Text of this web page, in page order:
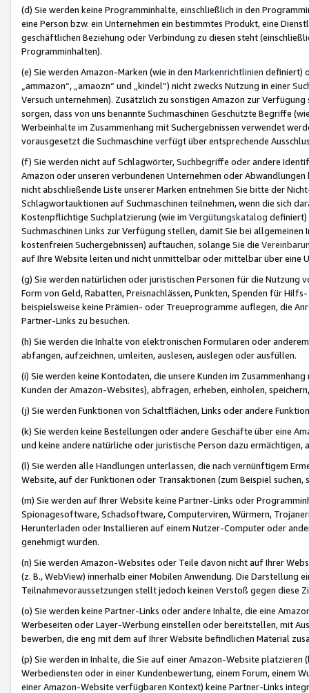
(d) Sie werden keine Programminhalte, einschließlich in den
eine Person bzw. ein Unternehmen ein bestimmtes Produkt, eine
geschäftlichen Beziehung oder Verbindung zu diesen steht
Programminhalten).
(e) Sie werden Amazon-Marken (wie in den Markenrichtlinien definiert)
„ammazon“, „amaozn“ und „kindel“) nicht zwecks Nutzung in einer
Versuch unternehmen). Zusätzlich zu sonstigen Amazon zur
sorgen, dass von uns benannte Suchmaschinen Geschützte Begriffe
Werbeinhalte im Zusammenhang mit Suchergebnissen verwendet
vorausgesetzt die Suchmaschine verfügt über entsprechende
(f) Sie werden nicht auf Schlagwörter, Suchbegriffe oder andere
Amazon oder unseren verbundenen Unternehmen oder
nicht abschließende Liste unserer Marken entnehmen Sie bitte der
Schlagwortauktionen auf Suchmaschinen teilnehmen, wenn die sich
Kostenpflichtige Suchplatzierung (wie im Vergütungskatalog definiert)
Suchmaschinen Links zur Verfügung stellen, damit Sie bei
kostenfreien Suchergebnissen) auftauchen, solange Sie die
auf Ihre Website leiten und nicht unmittelbar oder mittelbar über eine
(g) Sie werden natürlichen oder juristischen Personen für die Nutzung
Form von Geld, Rabatten, Preisnachlässen, Punkten, Spenden für
beispielsweise keine Prämien- oder Treueprogramme auflegen, die
Partner-Links zu besuchen.
(h) Sie werden die Inhalte von elektronischen Formularen oder
abfangen, aufzeichnen, umleiten, auslesen, auslegen oder ausfüllen.
(i) Sie werden keine Kontodaten, die unsere Kunden im
Kunden der Amazon-Websites), abfragen, erheben, einholen,
(j) Sie werden Funktionen von Schaltflächen, Links oder andere
(k) Sie werden keine Bestellungen oder andere Geschäfte über eine
und keine andere natürliche oder juristische Person dazu
(l) Sie werden alle Handlungen unterlassen, die nach vernünftigem
Website, auf der Funktionen oder Transaktionen (zum Beispiel
(m) Sie werden auf Ihrer Website keine Partner-Links oder
Spionagesoftware, Schadsoftware, Computerviren, Würmern,
Herunterladen oder Installieren auf einem Nutzer-Computer oder
genehmigt wurden.
(n) Sie werden Amazon-Websites oder Teile davon nicht auf Ihrer
(z. B., WebView) innerhalb einer Mobilen Anwendung. Die Darstellung
Teilnahmevoraussetzungen stellt jedoch keinen Verstoß gegen diese
(o) Sie werden keine Partner-Links oder andere Inhalte, die eine
Werbeseiten oder Layer-Werbung einstellen oder bereitstellen, mit
bewerben, die eng mit dem auf Ihrer Website befindlichen Material
(p) Sie werden in Inhalte, die Sie auf einer Amazon-Website
Werbediensten oder in einer Kundenbewertung, einem Forum, einem
einer Amazon-Website verfügbaren Kontext) keine Partner-Links